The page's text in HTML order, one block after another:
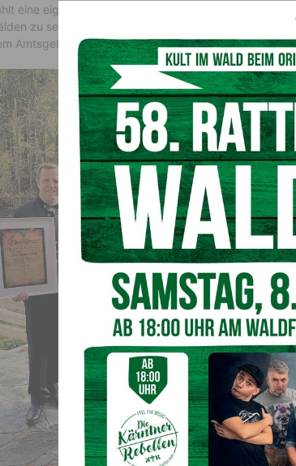
eine eigene Geschichte. Die Marktgemeinde Bad
zu sein, die uns Frau Wulz geschenkt hat. Die
Amtsgebäude gefunden und erfreuen jeden